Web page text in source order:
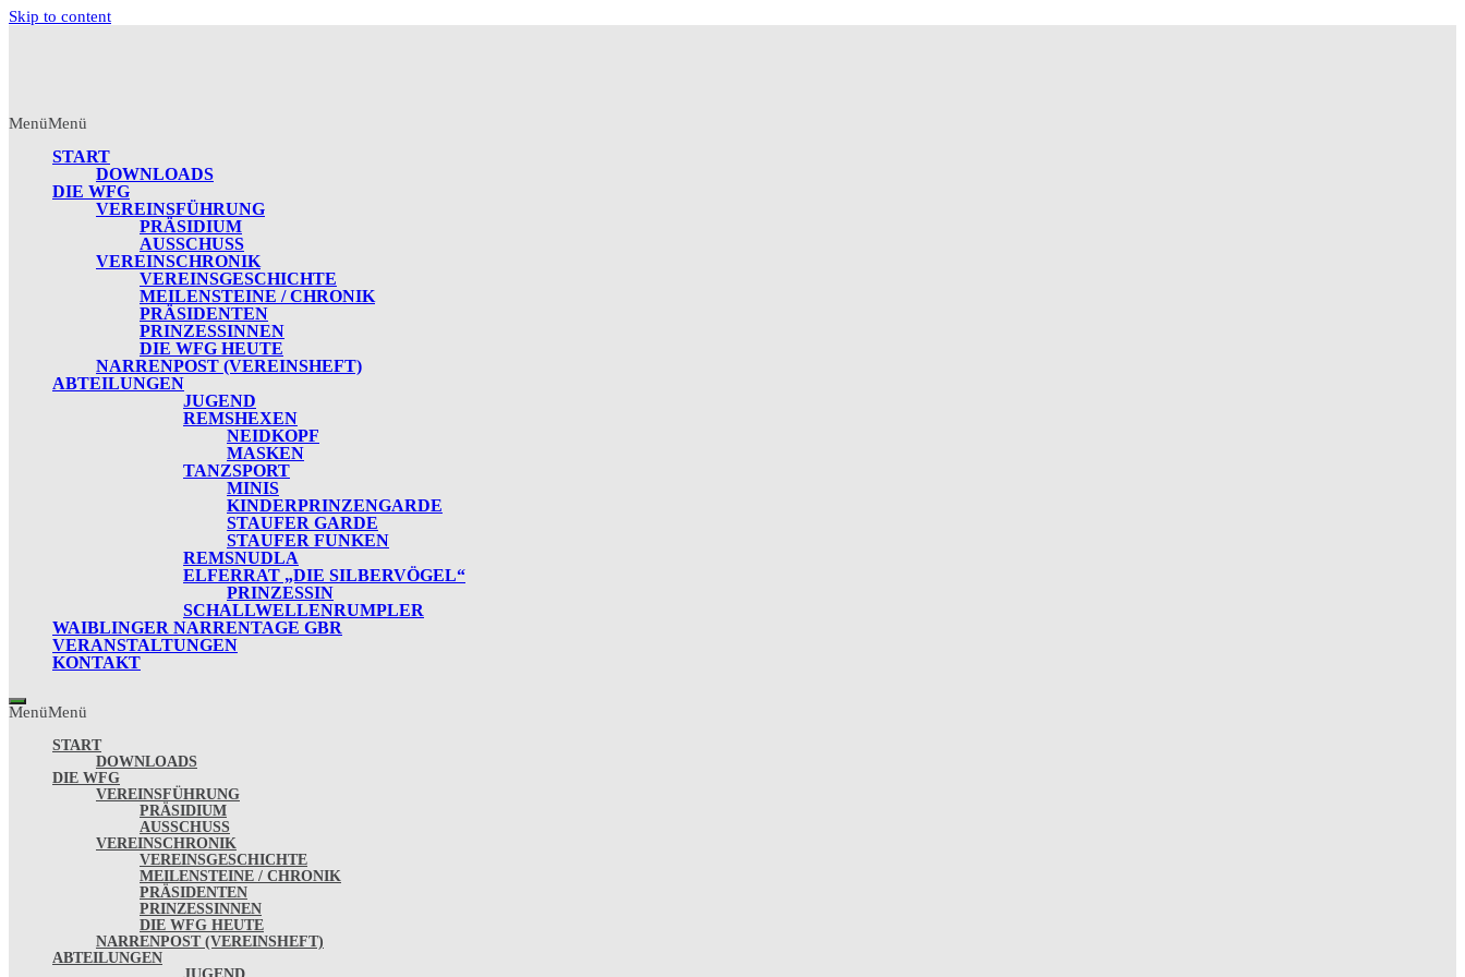
Skip to content
MenüMenü
START
DOWNLOADS
DIE WFG
VEREINSFÜHRUNG
PRÄSIDIUM
AUSSCHUSS
VEREINSCHRONIK
VEREINSGESCHICHTE
MEILENSTEINE / CHRONIK
PRÄSIDENTEN
PRINZESSINNEN
DIE WFG HEUTE
NARRENPOST (VEREINSHEFT)
ABTEILUNGEN
JUGEND
REMSHEXEN
NEIDKOPF
MASKEN
TANZSPORT
MINIS
KINDERPRINZENGARDE
STAUFER GARDE
STAUFER FUNKEN
REMSNUDLA
ELFERRAT „DIE SILBERVÖGEL“
PRINZESSIN
SCHALLWELLENRUMPLER
WAIBLINGER NARRENTAGE GBR
VERANSTALTUNGEN
KONTAKT
MenüMenü
START
DOWNLOADS
DIE WFG
VEREINSFÜHRUNG
PRÄSIDIUM
AUSSCHUSS
VEREINSCHRONIK
VEREINSGESCHICHTE
MEILENSTEINE / CHRONIK
PRÄSIDENTEN
PRINZESSINNEN
DIE WFG HEUTE
NARRENPOST (VEREINSHEFT)
ABTEILUNGEN